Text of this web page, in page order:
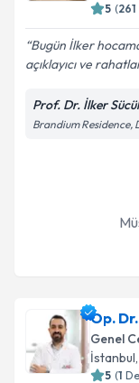
Kişisel
Metni'ni
5 (261
Bugün İlker
açıklayıcı ve
Prof. Dr. İlker
Brandium Residence,
Op.
Genel
İstanbul
5 (1